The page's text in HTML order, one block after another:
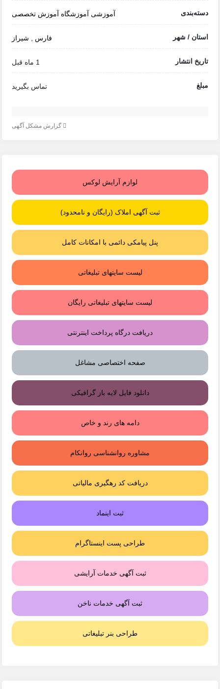
دسته‌بندی آموزشی آموزشگاه آموزش تخصصی
استان / شهر فارس شیراز
تاریخ انتشار 1 ماه قبل
مبلغ تماس بگیرید
گزارش مشکل آگهی
لوازم آرایش لوکس
ثبت آگهی املاک (رایگان و نامحدود)
پنل پیامکی دائمی با امکانات کامل
لیست سایتهای تبلیغاتی
لیست سایتهای تبلیغاتی رایگان
دریافت درگاه پرداخت اینترنتی
صفحه اختصاصی مشاغل
دانلود فایل لایه باز گرافیکی
دامه های رند و خاص
مشاوره روانشناسی روانکام
دریافت کد رهگیری مالیاتی
ثبت اینماد
طراحی پست اینستاگرام
ثبت آگهی خدمات آرایشی
ثبت آگهی خدمات ناخن
طراحی بنر تبلیغاتی